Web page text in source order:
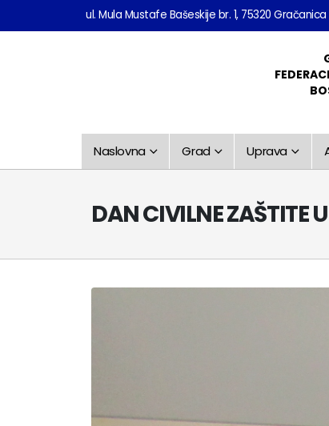
ul. Mula Mustafe Bašeskije br. 1, 75320 Gračanica
Naslovna Grad Uprava
DAN CIVILNE ZAŠTITE